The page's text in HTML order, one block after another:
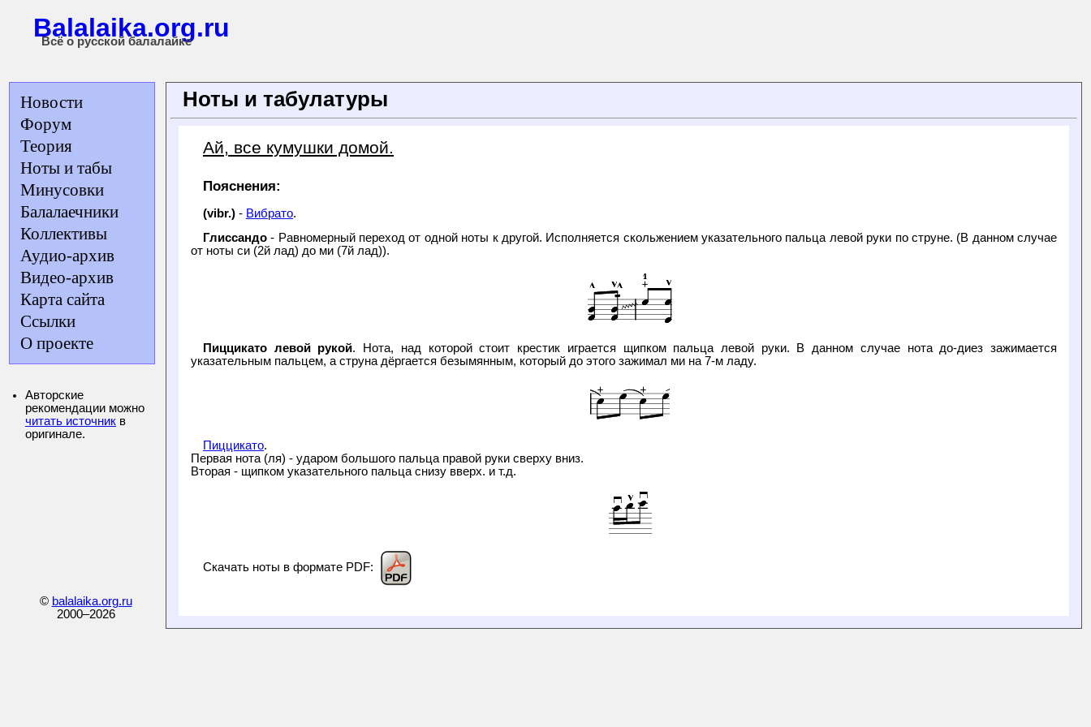
Balalaika.org.ru
Всё о русской балалайке
Новости
Форум
Теория
Ноты и табы
Минусовки
Балалаечники
Коллективы
Аудио-архив
Видео-архив
Карта сайта
Ссылки
О проекте
Авторские
рекомендации можно
читать источник в
оригинале.
Ноты и табулатуры
Ай, все кумушки домой.
Пояснения:
(vibr.) - Вибрато.
Глиссандо - Равномерный переход от одной ноты к другой. Исполняется скольжением указательного пальца левой руки по струне. (В данном случае
от ноты си (2й лад) до ми (7й лад)).
Пиццикато левой рукой. Нота, над которой стоит крестик играется щипком пальца левой руки. В данном случае нота до-диез зажимается
указательным пальцем, а струна дёргается безымянным, который до этого зажимал ми на 7-м ладу.
Пиццикато.
Первая нота (ля) - ударом большого пальца правой руки сверху вниз.
Вторая - щипком указательного пальца снизу вверх. и т.д.
Скачать ноты в формате PDF:
© balalaika.org.ru
2000–2026